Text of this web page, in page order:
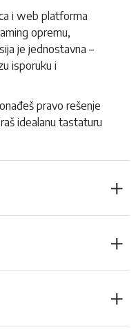
i web platforma
opremu,
je jednostavna –
isporuku i
pravo rešenje
idealanu tastaturu